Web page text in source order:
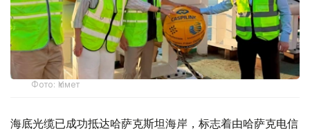
Фото: Үкімет
海底光缆已成功抵达哈萨克斯坦海岸，标志着由哈萨克电信